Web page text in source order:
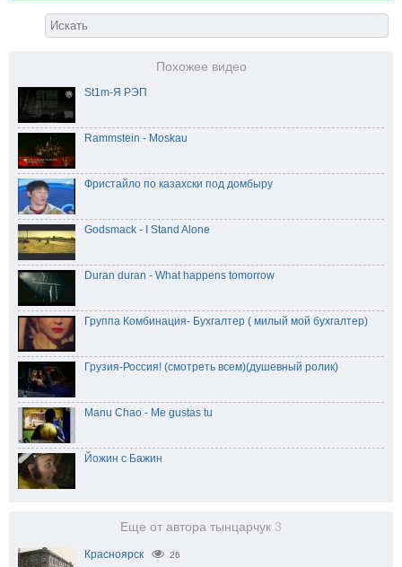
Похожее видео
St1m-Я РЭП
Rammstein - Moskau
Фристайло по казахски под домбыру
Godsmack - I Stand Alone
Duran duran - What happens tomorrow
Группа Комбинация- Бухгалтер ( милый мой бухгалтер)
Грузия-Россия! (смотреть всем)(душевный ролик)
Manu Chao - Me gustas tu
Йожин с Бажин
Еще от автора тынцарчук 3
Красноярск 26